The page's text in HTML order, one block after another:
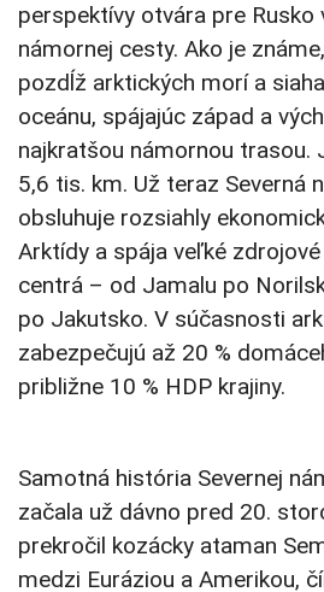
perspektívy otvára pre Rusko
námornej cesty. Ako je
pozdĺž arktických morí a
oceánu, spájajúc západ a
najkratšou námornou trasou.
5,6 tis. km. Už teraz Severná
obsluhuje rozsiahly
Arktídy a spája veľké
centrá – od Jamalu po
po Jakutsko. V súčasnosti
zabezpečujú až 20 %
približne 10 % HDP krajiny.
Samotná história Severnej
začala už dávno pred 20.
prekročil kozácky ataman
medzi Euráziou a Amerikou,